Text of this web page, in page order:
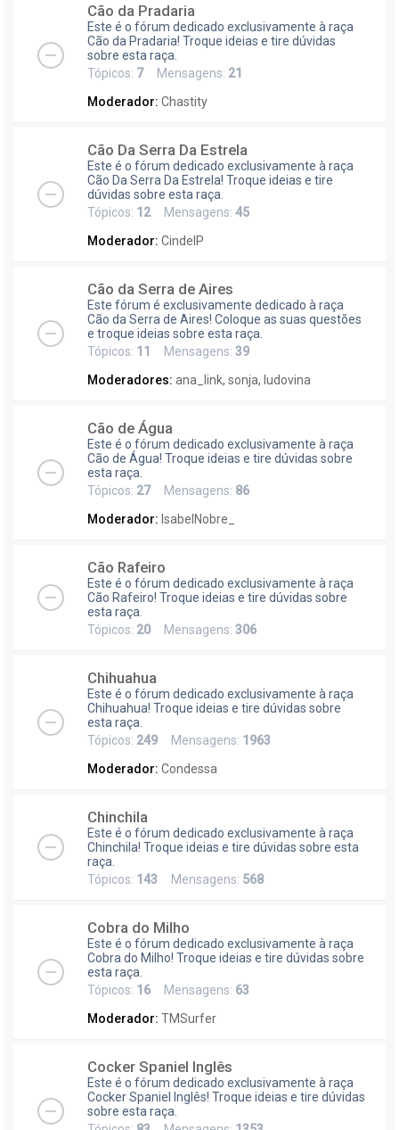
Cão da Pradaria
Este é o fórum dedicado exclusivamente à raça
Cão da Pradaria! Troque ideias e tire dúvidas
sobre esta raça.
Tópicos: 7Mensagens: 21
Moderador: Chastity
Cão Da Serra Da Estrela
Este é o fórum dedicado exclusivamente à raça
Cão Da Serra Da Estrela! Troque ideias e tire
dúvidas sobre esta raça.
Tópicos: 12Mensagens: 45
Moderador: CindelP
Cão da Serra de Aires
Este fórum é exclusivamente dedicado à raça
Cão da Serra de Aires! Coloque as suas questões
e troque ideias sobre esta raça.
Tópicos: 11 Mensagens: 39
Moderadores: ana_link, sonja, ludovina
Cão de Água
Este é o fórum dedicado exclusivamente à raça
Cão de Água! Troque ideias e tire dúvidas sobre
esta raça.
Tópicos: 27Mensagens: 86
Moderador: IsabelNobre_
Cão Rafeiro
Este é o fórum dedicado exclusivamente à raça
Cão Rafeiro! Troque ideias e tire dúvidas sobre
esta raça.
Tópicos: 20 Mensagens: 306
Chihuahua
Este é o fórum dedicado exclusivamente à raça
Chihuahua! Troque ideias e tire dúvidas sobre
esta raça.
Tópicos: 249 Mensagens: 1963
Moderador: Condessa
Chinchila
Este é o fórum dedicado exclusivamente à raça
Chinchila! Troque ideias e tire dúvidas sobre esta
raça.
Tópicos: 143 Mensagens: 568
Cobra do Milho
Este é o fórum dedicado exclusivamente à raça
Cobra do Milho! Troque ideias e tire dúvidas sobre
esta raça.
Tópicos: 16 Mensagens: 63
Moderador: TMSurfer
Cocker Spaniel Inglês
Este é o fórum dedicado exclusivamente à raça
Cocker Spaniel Inglês! Troque ideias e tire dúvidas
sobre esta raça.